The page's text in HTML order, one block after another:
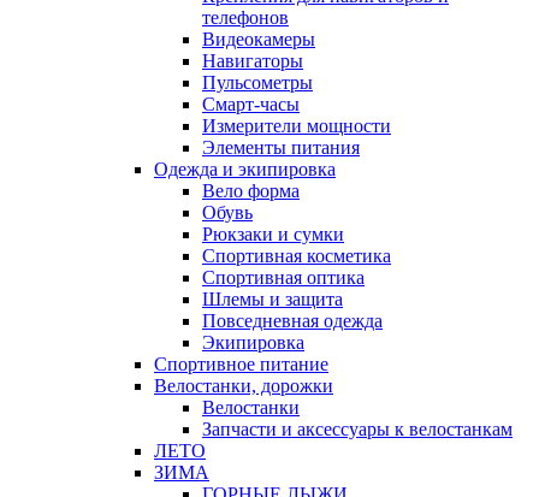
телефонов
Видеокамеры
Навигаторы
Пульсометры
Смарт-часы
Измерители мощности
Элементы питания
Одежда и экипировка
Вело форма
Обувь
Рюкзаки и сумки
Спортивная косметика
Спортивная оптика
Шлемы и защита
Повседневная одежда
Экипировка
Спортивное питание
Велостанки, дорожки
Велостанки
Запчасти и аксессуары к велостанкам
ЛЕТО
ЗИМА